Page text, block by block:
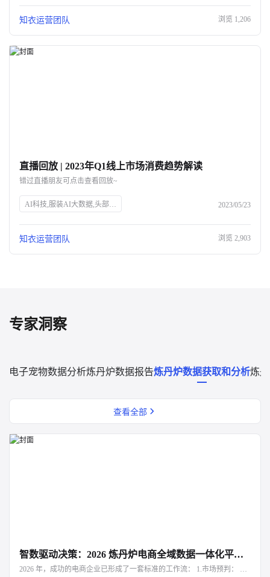
知衣运营团队 浏览 1,206
直播回放 | 2023年Q1线上市场消费趋势解读
错过直播朋友可点击查看回放~
AI科技,服装AI大数据,头部企业,知衣科技,官网SEO 2023/05/23
知衣运营团队 浏览 2,903
专家洞察
电子宠物数据分析炼丹炉数据报告炼丹炉数据获取和分析炼
查看全部
智数驱动决策：2026 炼丹炉电商全域数据一体化平台深度解析
2026 年，成功的电商企业已形成了一套标准的工作流： 1.市场预判： 利用炼丹炉下钻三级品类，寻找高增长、低竞争的黑马赛道。 2.研发指导： 结合评价语义分析与属性交叉分析，确定新品的功能点与设计方向。 3.定价卡位： 参考细分品类的价格带分布，制定具备竞争力的初始定价。 4.动态调优： 实时监控竞品的改名与调价动作，利用炼丹炉的决策建议进行策略对冲。